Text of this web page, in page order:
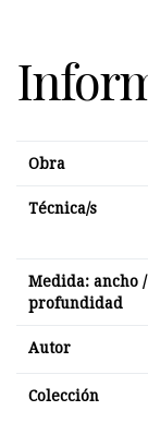
Obra
Técnica/s
Medida: ancho
profundidad
Autor
Colección